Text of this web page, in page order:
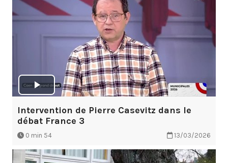
Intervention de Pierre Casevitz dans le
débat France 3
0 min 54 13/03/2026